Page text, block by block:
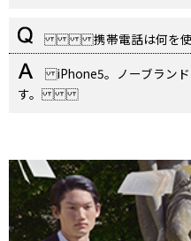
携帯電話は何を使っ
iPhone5。ノーブランド
す。